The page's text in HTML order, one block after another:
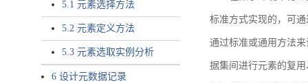
5.1 元素选择方法
5.2 元素定义方法
5.3 元素选取实例分析
6 设计元数据记录
标准方式实现的，可
通过标准或通用方法
据集间进行元素的复